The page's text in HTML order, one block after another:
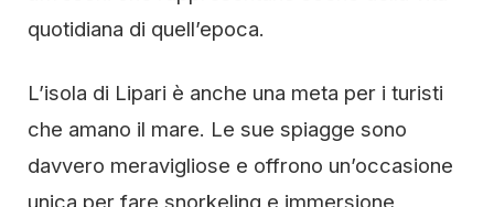
quotidiana di quell’epoca.
L’isola di Lipari è anche una meta per i turisti
che amano il mare. Le sue spiagge sono
davvero meravigliose e offrono un’occasione
unica per fare snorkeling e immersione